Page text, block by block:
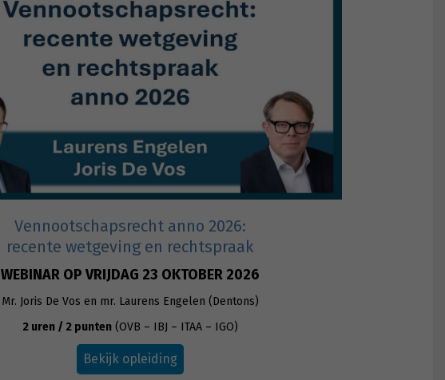
Vennootschapsrecht anno 2026:
recente wetgeving en rechtspraak
WEBINAR OP VRIJDAG 23 OKTOBER 2026
Mr. Joris De Vos en mr. Laurens Engelen (Dentons)
2 uren / 2 punten(OVB – IBJ – ITAA – IGO)
Bekijk opleiding